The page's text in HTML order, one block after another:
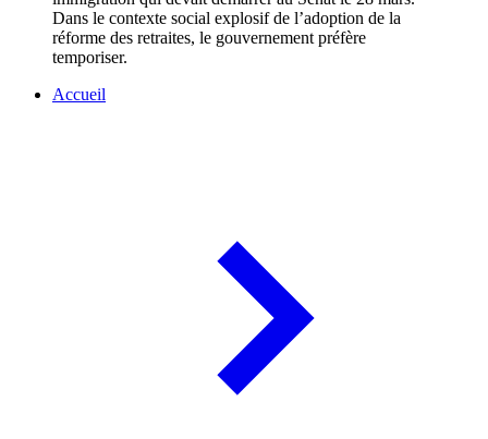
Dans le contexte social explosif de l’adoption de la
réforme des retraites, le gouvernement préfère
temporiser.
Accueil